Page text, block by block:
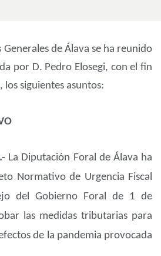
Generales de Álava se ha reunido
por D. Pedro Elosegi, con el fin
siguientes asuntos:
La Diputación Foral de Álava ha
Normativo de Urgencia Fiscal
del Gobierno Foral de 1 de
las medidas tributarias para
de la pandemia provocada